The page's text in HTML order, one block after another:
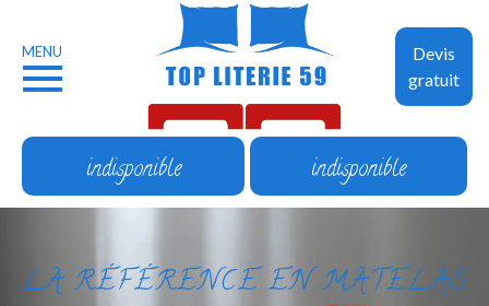
Devis
gratuit
MENU
indisponible indisponible
LA RÉFÉRENCE EN MATELAS